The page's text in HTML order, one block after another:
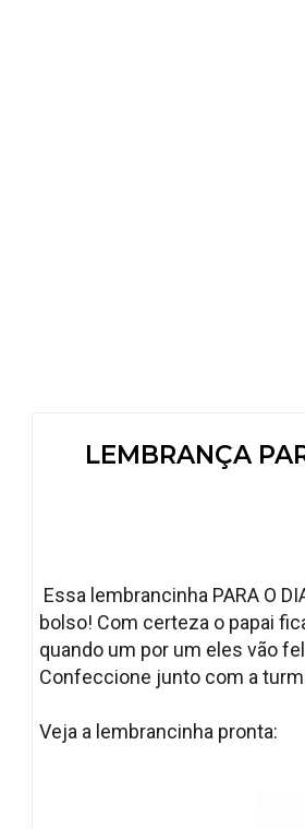
LEMBRANÇA
Essa lembrancinha PARA O
bolso! Com certeza o papai
quando um por um eles vão
Confeccione junto com a
Veja a lembrancinha pronta: